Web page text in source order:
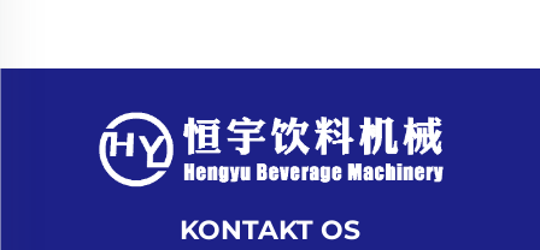
KONTAKT OS